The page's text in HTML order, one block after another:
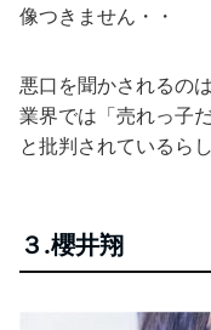
像つきません・・
悪口を聞かされるの
業界では「売れっ子
と批判されているら
３.櫻井翔